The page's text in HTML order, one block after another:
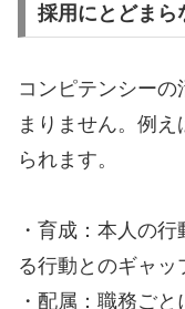
採用にとどまら
コンピテンシー
まりません。例
られます。
・育成：本人の
る行動とのギャッ
・配属：職務ご